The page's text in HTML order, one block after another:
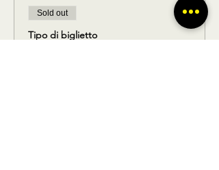
Sold out
Tipo di biglietto